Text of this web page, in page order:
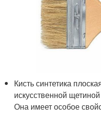
Кисть синтетика
искусственной
Она имеет особое